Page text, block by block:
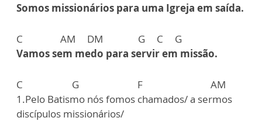
Somos missionários para uma Igreja em saída.
C AM DM G C G
Vamos sem medo para servir em missão.
C G F AM
1.Pelo Batismo nós fomos chamados/ a sermos
discípulos missionários/